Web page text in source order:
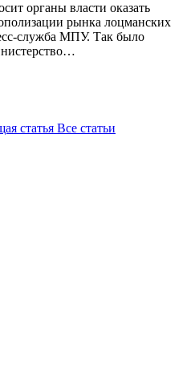
органы власти оказать
рынка лоцманских
служба МПУ. Так было
статья Все статьи